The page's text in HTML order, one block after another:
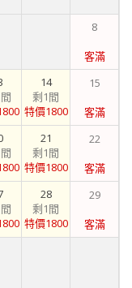
8
客滿
14
剩1間
特價1800
15
客滿
21
剩1間
特價1800
22
客滿
28
剩1間
特價1800
29
客滿